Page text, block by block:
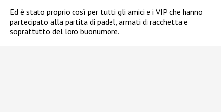
Ed è stato proprio così per tutti gli amici e i VIP che hanno
partecipato alla partita di padel, armati di racchetta e
soprattutto del loro buonumore.